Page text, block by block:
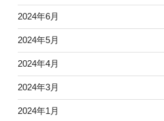
2024年6月
2024年5月
2024年4月
2024年3月
2024年1月